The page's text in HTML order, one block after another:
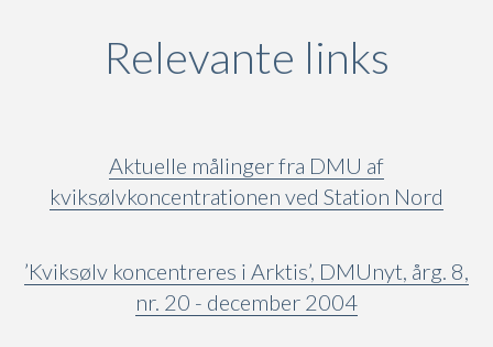
Relevante links
Aktuelle målinger fra DMU af
kviksølvkoncentrationen ved Station Nord
’Kviksølv koncentreres i Arktis’, DMUnyt, årg. 8,
nr. 20 - december 2004